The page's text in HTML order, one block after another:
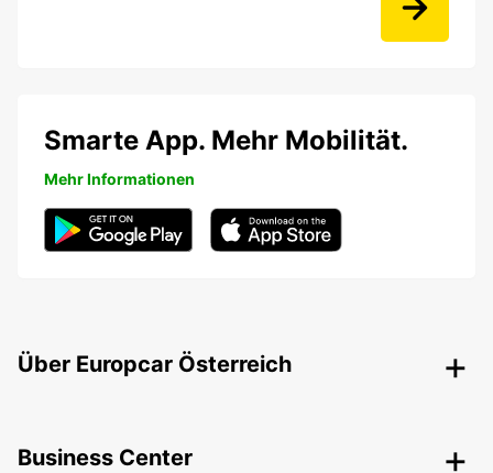
Smarte App. Mehr Mobilität.
Mehr Informationen
Über Europcar Österreich
Business Center